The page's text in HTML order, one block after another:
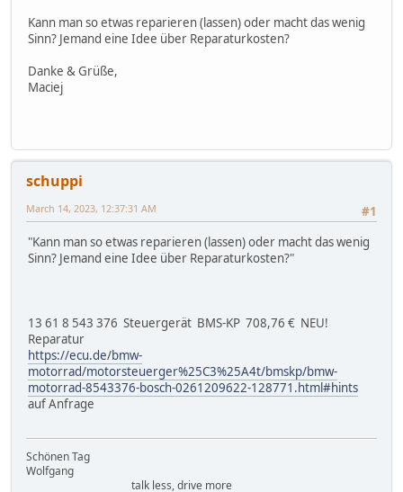
Kann man so etwas reparieren (lassen) oder macht das wenig
Sinn? Jemand eine Idee über Reparaturkosten?
Danke & Grüße,
Maciej
schuppi
#1
March 14, 2023, 12:37:31 AM
"Kann man so etwas reparieren (lassen) oder macht das wenig
Sinn? Jemand eine Idee über Reparaturkosten?"
13 61 8 543 376 Steuergerät BMS-KP 708,76 € NEU!
Reparatur
https://ecu.de/bmw-
motorrad/motorsteuerger%25C3%25A4t/bmskp/bmw-
motorrad-8543376-bosch-0261209622-128771.html#hints
auf Anfrage
Schönen Tag
Wolfgang
talk less, drive more